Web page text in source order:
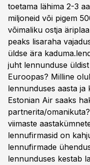
toetama lähima 2-3
miljoneid või pigem
võimaliku ostja
peaks lisaraha
üldse ära
juht lennunduse
Euroopas? Milline
lennunduses aasta ja
Estonian Air saaks
partnerita/
viimaste
lennufirmasid on
lennufirmade
lennunduses kestab